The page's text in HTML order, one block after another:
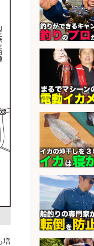
増
ーの物流事
小野駅から
円」/大型
祝休み/滋
会社名 株式
和食, 日本
長候補/ラ
上げ、食と
店長候補募
会社名
魚と
かし
和食, 日本
長候補/本
の価値を上
補募集